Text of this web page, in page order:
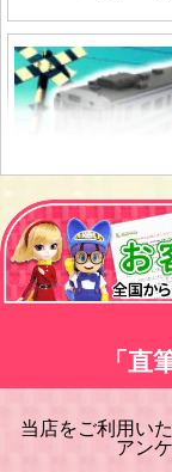
マイクロエース 鉄
Tenshodo / 天賞堂
「直
当店をご利用い
アン